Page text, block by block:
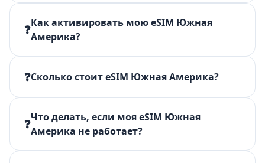
❓Как активировать мою eSIM Южная
Америка?
❓Сколько стоит eSIM Южная Америка?
❓Что делать, если моя eSIM Южная
Америка не работает?